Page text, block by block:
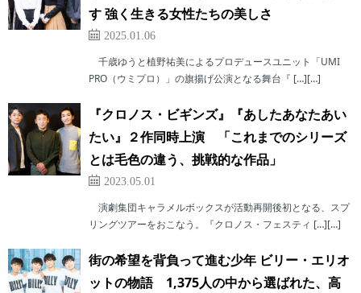
す 強く生きる女性たちの美しさ
2025.01.06
千歳ゆうと植野祐美によるプロデュースユニット「UMI
PRO（ウミプロ）」の旗揚げ公演となる舞台『 […][…]
『クロノス・ビギンズ』『あしたあなたあい
たい』２作同時上演 「これまでのシリーズ
とは毛色の違う、挑戦的な作品」
2023.05.01
演劇集団キャラメルボックスが活動再開後初となる、スプ
リングツアーをおこなう。『クロノス・フェスティ […][…]
街の希望を背負って進む少年 ビリー・エリオ
ットの物語 1,375人の中から選ばれた、高